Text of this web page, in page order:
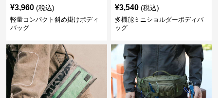
¥3,960 (税込)
軽量コンパクト斜め掛けボディ
バッグ
¥3,540 (税込)
多機能ミニショルダーボディバ
ッグ